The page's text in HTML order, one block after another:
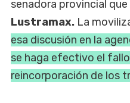
senadora provincial
Lustramax. La
esa discusión en la
se haga efectivo el
reincorporación de los